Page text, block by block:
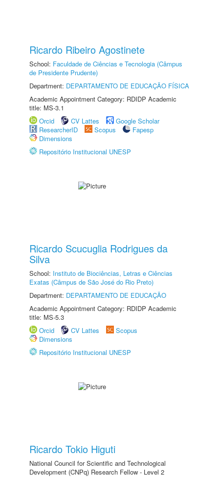
Ricardo Ribeiro Agostinete
School: Faculdade de Ciências e Tecnologia (Câmpus
de Presidente Prudente)
Department: DEPARTAMENTO DE EDUCAÇÃO FÍSICA
Academic Appointment Category: RDIDP Academic
title: MS-3.1
Orcid
CV Lattes
Google Scholar
ResearcherID
Scopus
Fapesp
Dimensions
Repositório Institucional UNESP
Ricardo Scucuglia Rodrigues da
Silva
School: Instituto de Biociências, Letras e Ciências
Exatas (Câmpus de São José do Rio Preto)
Department: DEPARTAMENTO DE EDUCAÇÃO
Academic Appointment Category: RDIDP Academic
title: MS-5.3
Orcid
CV Lattes
Scopus
Dimensions
Repositório Institucional UNESP
Ricardo Tokio Higuti
National Council for Scientific and Technological
Development (CNPq) Research Fellow - Level 2